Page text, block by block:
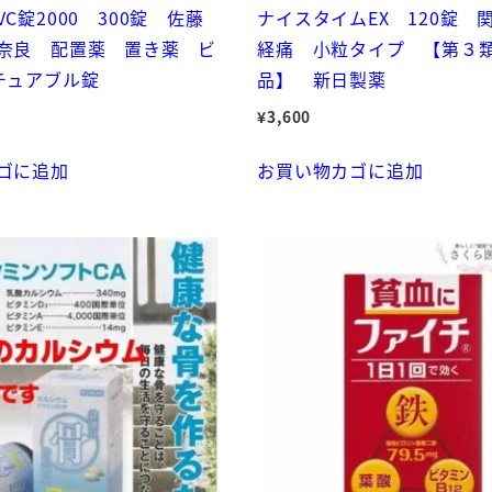
錠2000 300錠 佐藤
良 配置薬 置き薬 ビ
アブル錠
に追加
ナイスタイムEX 120錠
経痛 小粒タイプ 【第３
品】 新日製薬
¥3,600
お買い物カゴに追加